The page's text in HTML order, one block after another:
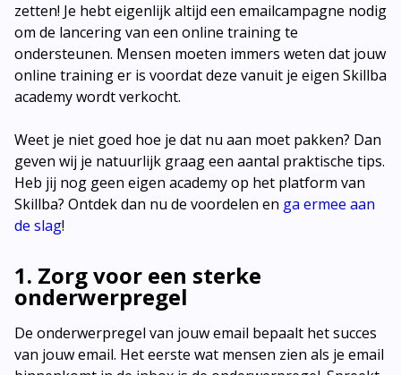
zetten! Je hebt eigenlijk altijd een emailcampagne nodig
om de lancering van een online training te
ondersteunen. Mensen moeten immers weten dat jouw
online training er is voordat deze vanuit je eigen Skillba
academy wordt verkocht.
Weet je niet goed hoe je dat nu aan moet pakken? Dan
geven wij je natuurlijk graag een aantal praktische tips.
Heb jij nog geen eigen academy op het platform van
Skillba? Ontdek dan nu de voordelen en ga ermee aan
de slag!
1. Zorg voor een sterke
onderwerpregel
De onderwerpregel van jouw email bepaalt het succes
van jouw email. Het eerste wat mensen zien als je email